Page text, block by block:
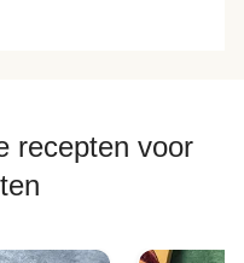
recepten voor